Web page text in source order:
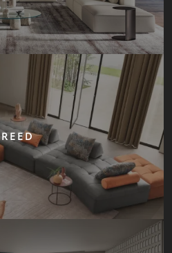
REED